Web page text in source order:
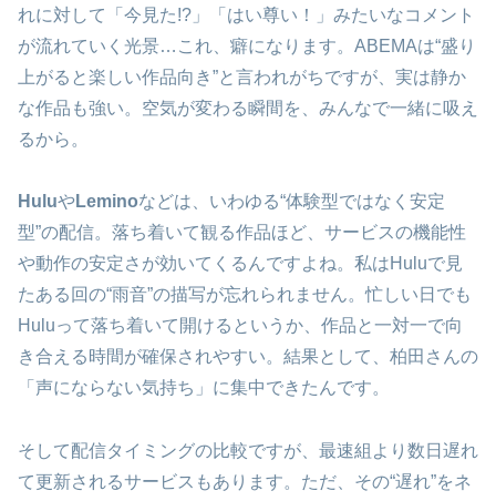
れに対して「今見た!?」「はい尊い！」みたいなコメント
が流れていく光景…これ、癖になります。ABEMAは“盛り
上がると楽しい作品向き”と言われがちですが、実は静か
な作品も強い。空気が変わる瞬間を、みんなで一緒に吸え
るから。
HuluやLeminoなどは、いわゆる“体験型ではなく安定
型”の配信。落ち着いて観る作品ほど、サービスの機能性
や動作の安定さが効いてくるんですよね。私はHuluで見
たある回の“雨音”の描写が忘れられません。忙しい日でも
Huluって落ち着いて開けるというか、作品と一対一で向
き合える時間が確保されやすい。結果として、柏田さんの
「声にならない気持ち」に集中できたんです。
そして配信タイミングの比較ですが、最速組より数日遅れ
て更新されるサービスもあります。ただ、その“遅れ”をネ